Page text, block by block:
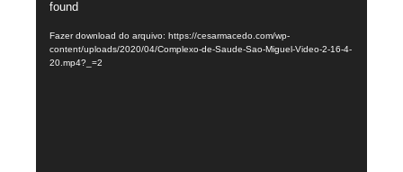
de
vídeo
found
Fazer download do arquivo: https://cesarmacedo.com/wp-
content/uploads/2020/04/Complexo-de-Saude-Sao-Miguel-Video-2-16-4-
20.mp4?_=2